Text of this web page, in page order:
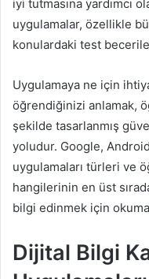
iyi tutmasına yardımcı
uygulamalar, özellikle
konulardaki test
Uygulamaya ne için
öğrendiğinizi anlamak,
şekilde tasarlanmış
yoludur. Google,
uygulamaları türleri ve
hangilerinin en üst
bilgi edinmek için
Dijital Bilgi